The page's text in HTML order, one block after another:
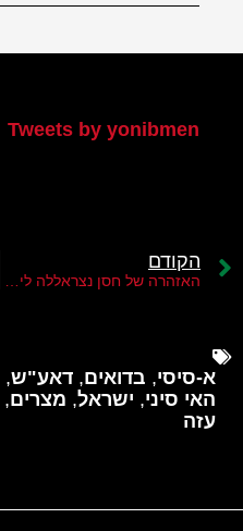
Tweets by yonibmen
הקודם
האזהרה של חסן נצראללה לישראל
א-סיסי, בדואים, דאע"ש,
האי סיני, ישראל, מצרים,
עזה